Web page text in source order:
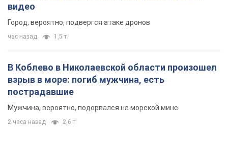
видео
Город, вероятно, подвергся атаке дронов
час назад 1,5 т.
В Коблево в Николаевской области произошел
взрыв в море: погиб мужчина, есть
пострадавшие
Мужчина, вероятно, подорвался на морской мине
2 часа назад 2,6 т.